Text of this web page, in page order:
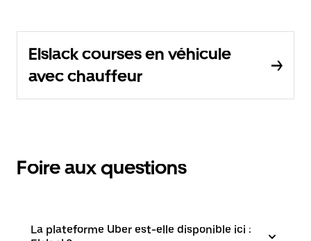
Elslack courses en véhicule
avec chauffeur
Foire aux questions
La plateforme Uber est-elle disponible ici :